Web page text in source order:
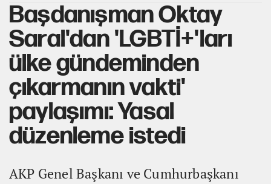
Başdanışman Oktay
Saral'dan 'LGBTİ+'ları
ülke gündeminden
çıkarmanın vakti'
paylaşımı: Yasal
düzenleme istedi
AKP Genel Başkanı ve Cumhurbaşkanı